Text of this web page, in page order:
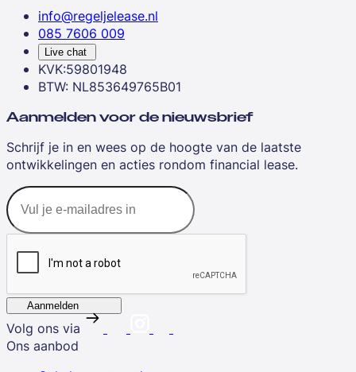
info@regeljelease.nl
085 7606 009
Live chat
KVK:59801948
BTW: NL853649765B01
Aanmelden voor de nieuwsbrief
Schrijf je in en wees op de hoogte van de laatste
ontwikkelingen en acties rondom financial lease.
Aanmelden
Volg ons via
Ons aanbod